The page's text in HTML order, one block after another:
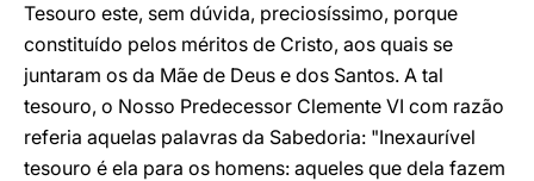
Tesouro este, sem dúvida, preciosíssimo, porque
constituído pelos méritos de Cristo, aos quais se
juntaram os da Mãe de Deus e dos Santos. A tal
tesouro, o Nosso Predecessor Clemente VI com razão
referia aquelas palavras da Sabedoria: "Inexaurível
tesouro é ela para os homens: aqueles que dela fazem